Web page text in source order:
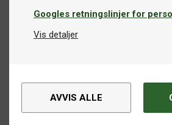
Googles retningslinjer for
Vis detaljer
AVVIS ALLE